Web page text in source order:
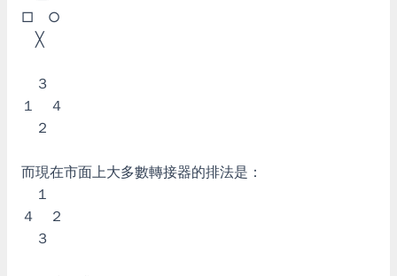
□ ○
╳
３
１ ４
２
而現在市面上大多數轉接器的排法是：
１
４ ２
３